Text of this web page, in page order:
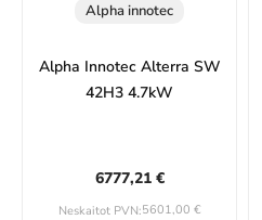
Alpha innotec
Alpha Innotec Alterra SW
42H3 4.7kW
6777,21 €
Neskaitot PVN:5601,00 €